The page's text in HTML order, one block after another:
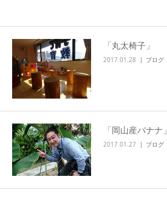
「丸太椅子」
2017.01.28 ブログ
「岡山産バナナ」
2017.01.27 ブログ